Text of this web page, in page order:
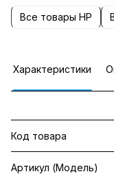
Все товары HP
Характеристики
Код товара
Артикул (Модель)